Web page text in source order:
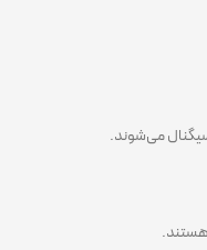
سیگنال می‌شوند.